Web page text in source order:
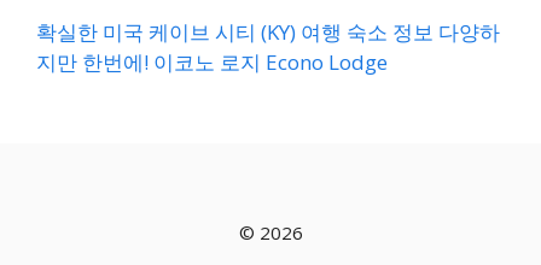
확실한 미국 케이브 시티 (KY) 여행 숙소 정보 다양하
지만 한번에! 이코노 로지 Econo Lodge
© 2026